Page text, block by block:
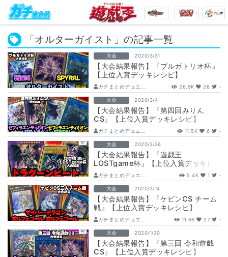
「オルターガイスト」の記事一覧
大会 2020/3/31
【大会結果報告】『プルガトリオ杯』
【上位入賞デッキレシピ】
ガチまとめデュエ... 26.9K 26 -
大会 2020/3/4
【大会結果報告】『第四回みりん
CS』【上位入賞デッキレシピ】
ガチまとめデュエ... 11.5K 6 -
大会 2020/2/26
【大会結果報告】『遊戯王
LOSTgame杯』【上位入賞デッキレ
シピ】
ガチまとめデュエ... 5.4K 1 -
大会 2020/2/14
【大会結果報告】『ケビンCS チーム
戦』【上位入賞デッキレシピ】
ガチまとめデュエ... 11.6K 27 -
大会 2020/1/30
【大会結果報告】『第三回 令和遊戯
CS』【上位入賞デッキレシピ】